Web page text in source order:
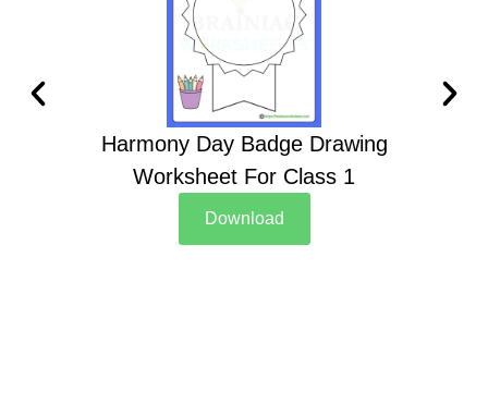
Harmony Day Badge Drawing
Worksheet For Class 1
Download